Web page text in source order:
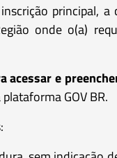
principal,
onde o(a)
acessar e
GOV BR.